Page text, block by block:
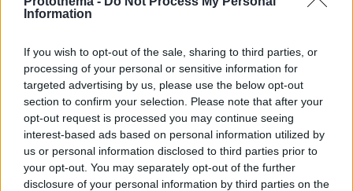
Information
If you wish to opt-out of the sale, sharing to third parties, or
processing of your personal or sensitive information for
targeted advertising by us, please use the below opt-out
section to confirm your selection. Please note that after your
opt-out request is processed you may continue seeing
interest-based ads based on personal information utilized by
us or personal information disclosed to third parties prior to
your opt-out. You may separately opt-out of the further
disclosure of your personal information by third parties on the
Πόσο κοστίζει μία εβδομάδα σε βίλες -
παράδεισους
07.08.2026, 09:43